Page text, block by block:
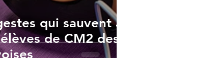
qui sauvent à
de CM2 des